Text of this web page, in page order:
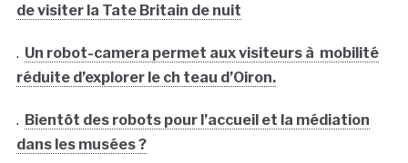
de visiter la Tate Britain de nuit
. Un robot-camera permet aux visiteurs à mobilité
réduite d’explorer le ch teau d’Oiron.
. Bientôt des robots pour l’accueil et la médiation
dans les musées ?